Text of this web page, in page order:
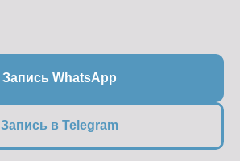
Запись WhatsApp
Запись в Telegram